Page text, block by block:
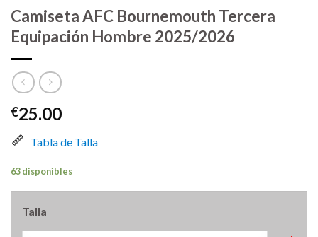
Camiseta AFC Bournemouth Tercera
Equipación Hombre 2025/2026
€25.00
Tabla de Talla
63 disponibles
Talla